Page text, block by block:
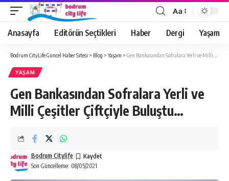
Aa
Anasayfa Editörün Seçtikleri Haber Dergi Yaşam
Bodrum CityLife Güncel Haber Sitesi > Blog >Yaşam > Gen Bankasından Sofralara Yerli ve Milli Çeşitler Çiftçiyle Buluştu…
YAŞAM
Gen Bankasından Sofralara Yerli ve
Milli Çeşitler Çiftçiyle Buluştu…
Son Güncelleme: 08/05/2021
Bodrum Citylife